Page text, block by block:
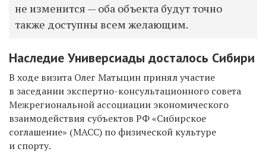
не изменится — оба объекта будут точно
также доступны всем желающим.
Наследие Универсиады досталось Сибири
В ходе визита Олег Матыцин принял участие
в заседании экспертно-консультационного совета
Межрегиональной ассоциации экономического
взаимодействия субъектов РФ «Сибирское
соглашение» (МАСС) по физической культуре
и спорту.